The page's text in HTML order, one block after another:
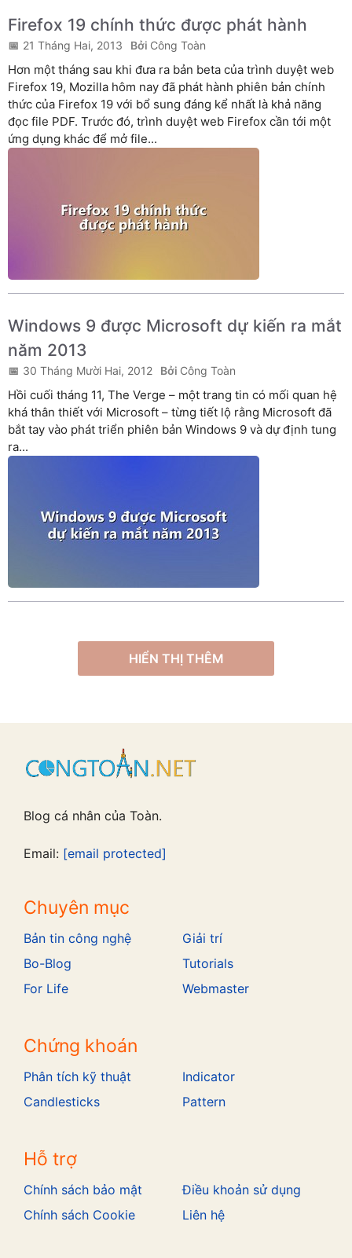
Firefox 19 chính thức được phát hành
21 Tháng Hai, 2013 Công Toàn
Hơn một tháng sau khi đưa ra bản beta của trình duyệt web
Firefox 19, Mozilla hôm nay đã phát hành phiên bản chính
thức của Firefox 19 với bổ sung đáng kể nhất là khả năng
đọc file PDF. Trước đó, trình duyệt web Firefox cần tới một
ứng dụng khác để mở file...
Windows 9 được Microsoft dự kiến ra mắt
năm 2013
30 Tháng Mười Hai, 2012 Công Toàn
Hồi cuối tháng 11, The Verge – một trang tin có mối quan hệ
khá thân thiết với Microsoft – từng tiết lộ rằng Microsoft đã
bắt tay vào phát triển phiên bản Windows 9 và dự định tung
ra...
HIỂN THỊ THÊM
Blog cá nhân của Toàn.
Email: [email protected]
Chuyên mục
Bản tin công nghệ
Bo-Blog
For Life
Giải trí
Tutorials
Webmaster
Chứng khoán
Phân tích kỹ thuật
Candlesticks
Indicator
Pattern
Hỗ trợ
Chính sách bảo mật
Chính sách Cookie
Điều khoản sử dụng
Liên hệ